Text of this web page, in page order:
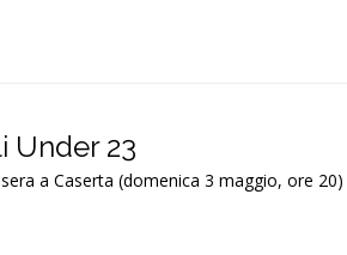
Under 23
a Caserta (domenica 3 maggio, ore 20)